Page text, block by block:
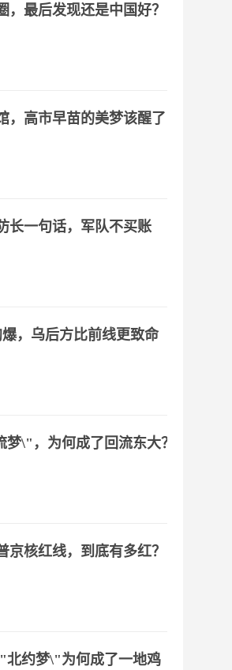
，最后发现还是中国好？
，高市早苗的美梦该醒了
长一句话，军队不买账
，乌后方比前线更致命
\"，为何成了回流东大？
京核红线，到底有多红？
北约梦\"为何成了一地鸡